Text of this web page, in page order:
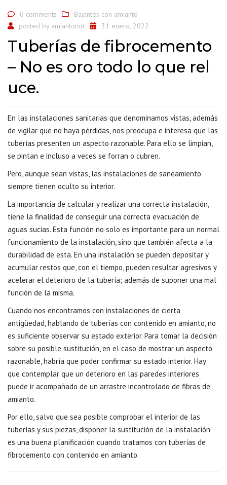
0 comments
Bajantes con amianto
posted by amiantonor 31 enero, 2022
Tuberías de fibrocemento
– No es oro todo lo que rel
uce.
En las instalaciones sanitarias que denominamos vistas, además
de vigilar que no haya pérdidas, nos preocupa e interesa que las
tuberías presenten un aspecto razonable. Para ello se limpian,
se pintan e incluso a veces se forran o cubren.
Pero, aunque sean vistas, las instalaciones de saneamiento
siempre tienen oculto su interior.
La importancia de calcular y realizar una correcta instalación,
tiene la finalidad de conseguir una correcta evacuación de
aguas sucias. Esta función no solo es importante para un normal
funcionamiento de la instalación, sino que también afecta a la
durabilidad de esta. En una instalación se pueden depositar y
acumular restos que, con el tiempo, pueden resultar agresivos y
acelerar el deterioro de la tubería; además de suponer una mal
función de la misma.
Cuando nos encontramos con instalaciones de cierta
antigüedad, hablando de tuberías con contenido en amianto, no
es suficiente observar su estado exterior. Para tomar la decisión
sobre su posible sustitución, en el caso de mostrar un aspecto
razonable, habría que poder confirmar su estado interior. Hay
que contemplar que un deterioro en las paredes interiores
puede ir acompañado de un arrastre incontrolado de fibras de
amianto.
Por ello, salvo que sea posible comprobar el interior de las
tuberías y sus piezas, disponer la sustitución de la instalación
es una buena planificación cuando tratamos con tuberías de
fibrocemento con contenido en amianto.